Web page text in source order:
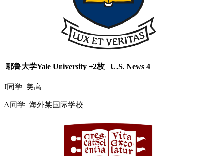
耶鲁大学Yale University +2枚 U.S. News 4
J同学 美高
A同学 海外某国际学校